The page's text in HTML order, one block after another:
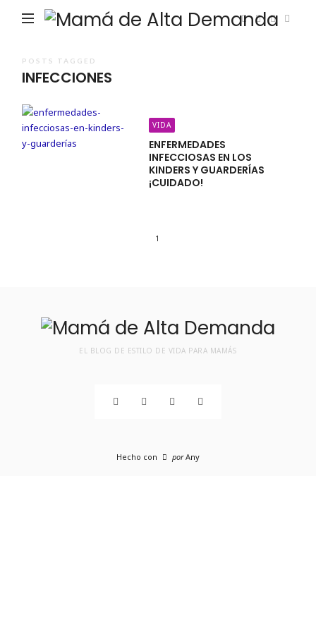
POSTS TAGGED
INFECCIONES
VIDA
ENFERMEDADES
INFECCIOSAS EN LOS
KINDERS Y GUARDERÍAS
¡CUIDADO!
1
EL BLOG DE ESTILO DE VIDA PARA MAMÁS
Hecho con porAny